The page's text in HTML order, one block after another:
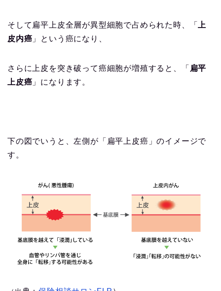
そして扁平上皮全層が異型細胞で占められた時、「
上
皮内癌 」という癌になり、
さらに上皮を突き破って癌細胞が増殖すると、「 扁平
上皮癌 」になります。
下の図でいうと、左側が「扁平上皮癌」のイメージで
す。